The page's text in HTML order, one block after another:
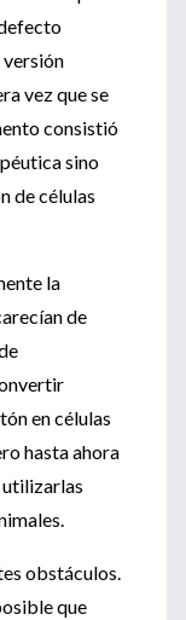
versión
vez que se
consistió
sino
de células
la
de
en células
hasta ahora
utilizarlas
obstáculos.
que